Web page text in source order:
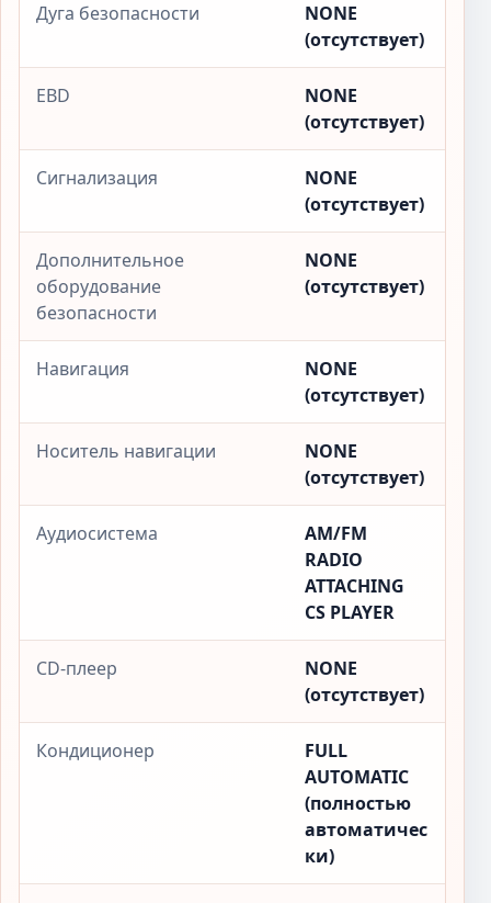
Дуга безопасности
NONE
(отсутствует)
EBD
NONE
(отсутствует)
Сигнализация
NONE
(отсутствует)
Дополнительное
оборудование
безопасности
NONE
(отсутствует)
Навигация
NONE
(отсутствует)
Носитель навигации
NONE
(отсутствует)
Аудиосистема
AM/FM
RADIO
ATTACHING
CS PLAYER
CD-плеер
NONE
(отсутствует)
Кондиционер
FULL
AUTOMATIC
(полностью
автоматичес
ки)